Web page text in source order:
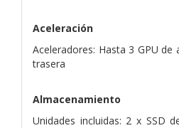
Aceleración
Aceleradores: Hasta 3 GPU
trasera
Almacenamiento
Unidades incluidas: 2 x SSD